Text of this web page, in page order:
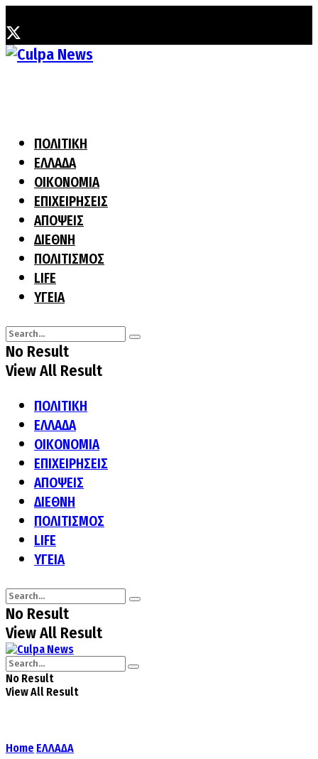
ΠΟΛΙΤΙΚΗ
ΕΛΛΑΔΑ
ΟΙΚΟΝΟΜΙΑ
ΕΠΙΧΕΙΡΗΣΕΙΣ
ΑΠΟΨΕΙΣ
ΔΙΕΘΝΗ
ΠΟΛΙΤΙΣΜΟΣ
LIFE
ΥΓΕΙΑ
No Result
View All Result
ΠΟΛΙΤΙΚΗ
ΕΛΛΑΔΑ
ΟΙΚΟΝΟΜΙΑ
ΕΠΙΧΕΙΡΗΣΕΙΣ
ΑΠΟΨΕΙΣ
ΔΙΕΘΝΗ
ΠΟΛΙΤΙΣΜΟΣ
LIFE
ΥΓΕΙΑ
No Result
View All Result
No Result
View All Result
Home ΕΛΛΑΔΑ